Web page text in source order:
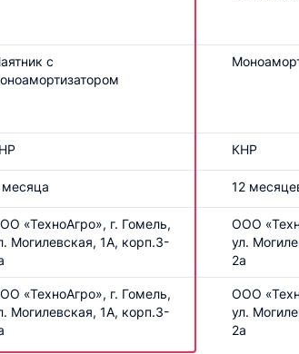
с
КНР
12
«ТехноАгро», г. Гомель,
Могилевская, 1А, корп.3-
ООО
ул.
2а
«ТехноАгро», г. Гомель,
Могилевская, 1А, корп.3-
ООО
ул.
2а